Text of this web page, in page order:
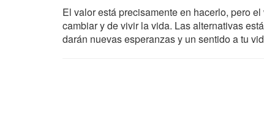
El valor está precisamente en hacerlo, pero
cambiar y de vivir la vida. Las alternativas
darán nuevas esperanzas y un sentido a tu